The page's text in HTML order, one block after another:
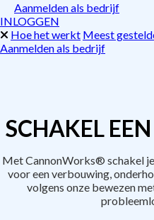
Aanmelden als bedrijf
INLOGGEN
Hoe het werkt Meest
Aanmelden als bedrijf
SCHAKEL
Met CannonWorks® schakel
voor een verbouwing,
volgens onze bewezen